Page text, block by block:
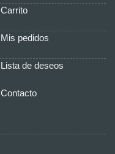
Carrito
Mis pedidos
Lista de deseos
Contacto